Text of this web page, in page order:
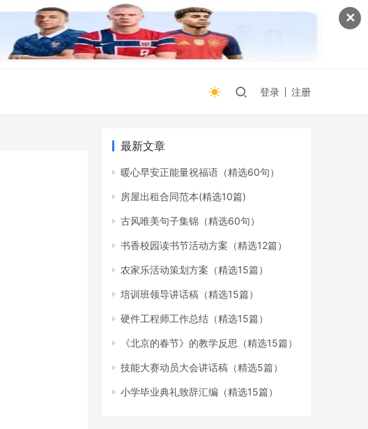
✕
登录 注册
最新文章
暖心早安正能量祝福语（精选60句）
房屋出租合同范本(精选10篇)
古风唯美句子集锦（精选60句）
书香校园读书节活动方案（精选12篇）
农家乐活动策划方案（精选15篇）
培训班领导讲话稿（精选15篇）
硬件工程师工作总结（精选15篇）
《北京的春节》的教学反思（精选15篇）
技能大赛动员大会讲话稿（精选5篇）
小学毕业典礼致辞汇编（精选15篇）